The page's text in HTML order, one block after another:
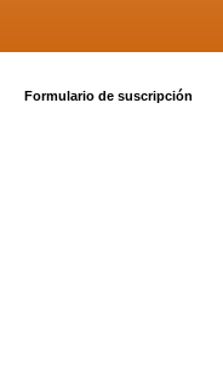
Formulario de suscripción